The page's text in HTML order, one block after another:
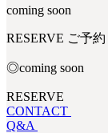
coming soon
RESERVE ご予約
◎coming soon
RESERVE
CONTACT
Q&A